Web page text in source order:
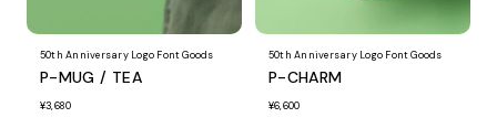
50th Anniversary Logo Font Goods
P-MUG / TEA
¥3,680
50th Anniversary Logo Font Goods
P-CHARM
¥6,600